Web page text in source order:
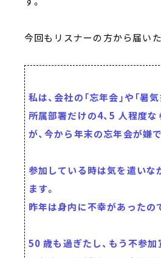
今回もリスナーの方から届い
私は、会社の「忘年会」や「暑
所属部署だけの4、5 人程度
が、今から年末の忘年会が嫌
参加している時は気を遣いな
ます。
昨年は身内に不幸があったの
50 歳も過ぎたし、もう不参